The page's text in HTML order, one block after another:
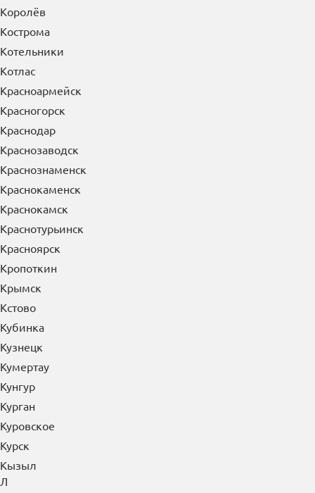
Кострома
Котельники
Котлас
Красноармейск
Красногорск
Краснодар
Краснозаводск
Краснознаменск
Краснокаменск
Краснокамск
Краснотурьинск
Красноярск
Кропоткин
Крымск
Кстово
Кубинка
Кузнецк
Кумертау
Кунгур
Курган
Куровское
Курск
Кызыл
Л
Лабинск